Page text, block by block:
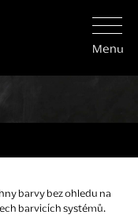
Menu
barvy bez ohledu na
barvicích systémů.